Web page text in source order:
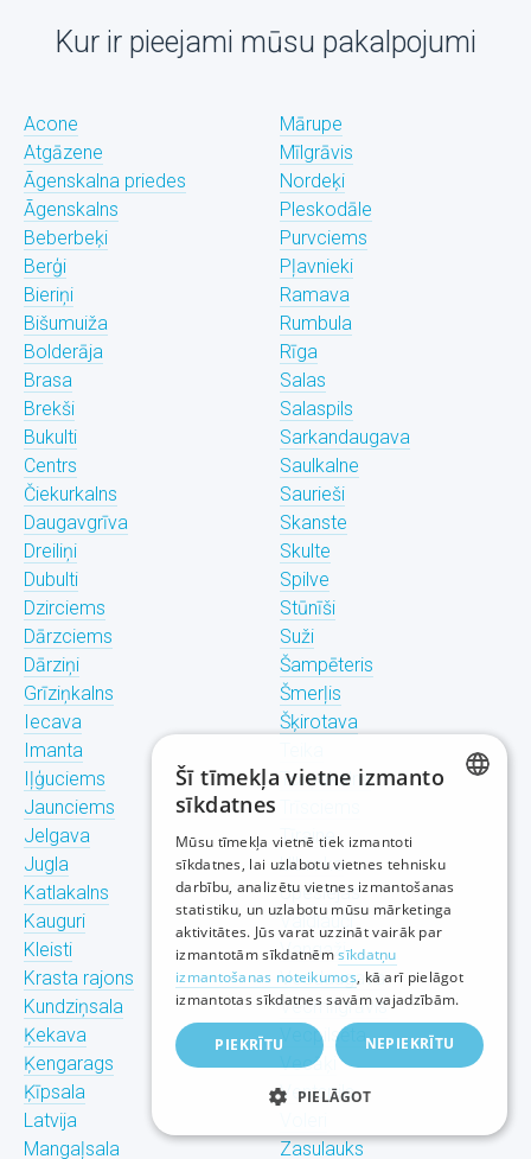
Kur ir pieejami mūsu pakalpojumi
Acone
Atgāzene
Āgenskalna priedes
Āgenskalns
Beberbeķi
Berģi
Bieriņi
Bišumuiža
Bolderāja
Brasa
Brekši
Bukulti
Centrs
Čiekurkalns
Daugavgrīva
Dreiliņi
Dubulti
Dzirciems
Dārzciems
Dārziņi
Grīziņkalns
Iecava
Imanta
Iļģuciems
Jaunciems
Jelgava
Jugla
Katlakalns
Kauguri
Kleisti
Krasta rajons
Kundziņsala
Ķekava
Ķengarags
Ķīpsala
Latvija
Mangaļsala
Mārupe
Mīlgrāvis
Nordeķi
Pleskodāle
Purvciems
Pļavnieki
Ramava
Rumbula
Rīga
Salas
Salaspils
Sarkandaugava
Saulkalne
Saurieši
Skanste
Skulte
Spilve
Stūnīši
Suži
Šampēteris
Šmerļis
Šķirotava
Torņakalns
Tīraine
Ulbroka
Upeslejas
Valdlauči
Vangaži
Vecdaugava
Vecmīlgrāvis
Vecpilsēta
Vecāķi
Ventspils
Zasulauks
RUSSIAN
ENGLISH
Šī tīmekļa vietne izmanto
sīkdatnes
Mūsu tīmekļa vietnē tiek izmantoti
sīkdatnes, lai uzlabotu vietnes tehnisku
darbību, analizētu vietnes izmantošanas
statistiku, un uzlabotu mūsu mārketinga
aktivitātes. Jūs varat uzzināt vairāk par
izmantotām sīkdatnēmsīkdatņu
izmantošanas noteikumos, kā arī pielāgot
izmantotas sīkdatnes savām vajadzībām.
PIEKRĪTU NEPIEKRĪTU
PIELĀGOT